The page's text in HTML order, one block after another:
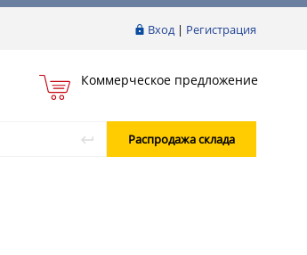
Вход| Регистрация
Коммерческое предложение
Распродажа склада